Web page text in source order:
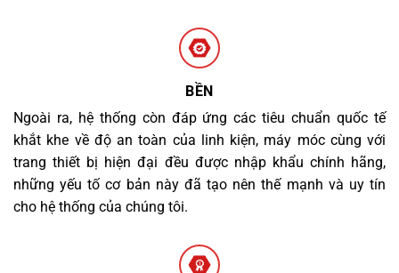
BỀN
Ngoài ra, hệ thống còn đáp ứng các tiêu chuẩn quốc tế
khắt khe về độ an toàn của linh kiện, máy móc cùng với
trang thiết bị hiện đại đều được nhập khẩu chính hãng,
những yếu tố cơ bản này đã tạo nên thế mạnh và uy tín
cho hệ thống của chúng tôi.